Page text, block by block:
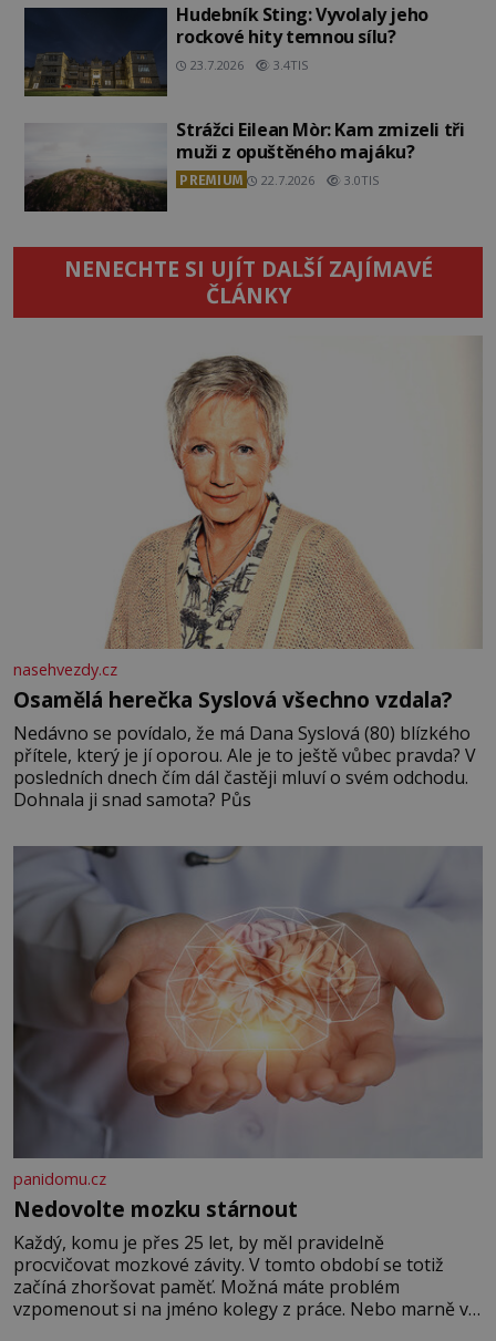
Hudebník Sting: Vyvolaly jeho
rockové hity temnou sílu?
23.7.2026 3.4TIS
Strážci Eilean Mòr: Kam zmizeli tři
muži z opuštěného majáku?
PREMIUM 22.7.2026 3.0TIS
NENECHTE SI UJÍT DALŠÍ ZAJÍMAVÉ
ČLÁNKY
nasehvezdy.cz
Osamělá herečka Syslová všechno vzdala?
Nedávno se povídalo, že má Dana Syslová (80) blízkého
přítele, který je jí oporou. Ale je to ještě vůbec pravda? V
posledních dnech čím dál častěji mluví o svém odchodu.
Dohnala ji snad samota? Půs
panidomu.cz
Nedovolte mozku stárnout
Každý, komu je přes 25 let, by měl pravidelně
procvičovat mozkové závity. V tomto období se totiž
začíná zhoršovat paměť. Možná máte problém
vzpomenout si na jméno kolegy z práce. Nebo marně v